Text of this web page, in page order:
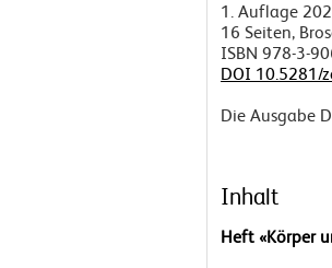
1. Auflage
16 Seiten,
ISBN 978-3-
DOI 10.5281/
Die Ausgabe
Inhalt
Heft «Körper